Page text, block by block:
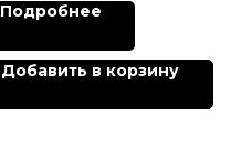
Подробнее
Добавить в корзину